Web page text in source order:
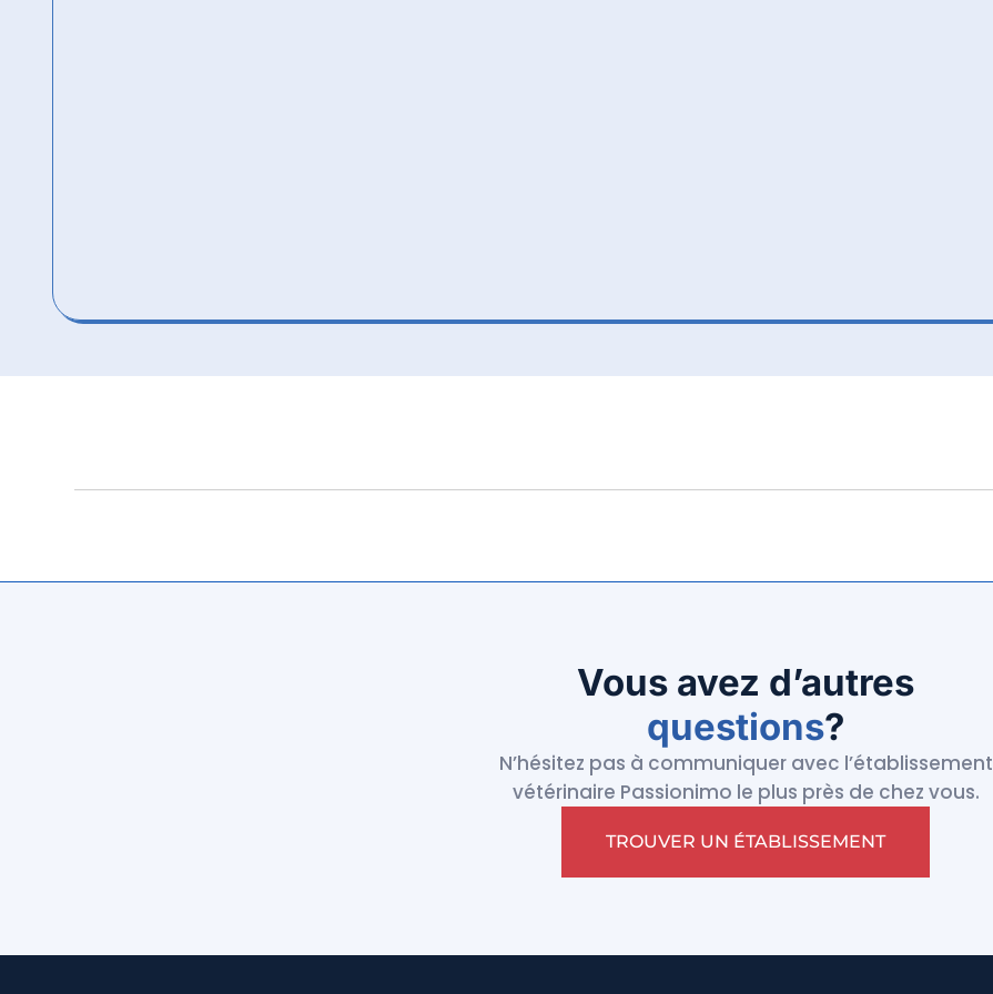
Vous avez d’autres
questions?
N’hésitez pas à communiquer avec l’établissement
vétérinaire Passionimo le plus près de chez vous.
TROUVER UN ÉTABLISSEMENT